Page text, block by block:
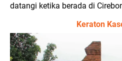
datangi ketika berada di
Keraton